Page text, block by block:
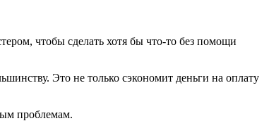
чтобы сделать хотя бы что-то без помощи
Это не только сэкономит деньги на оплату
проблемам.